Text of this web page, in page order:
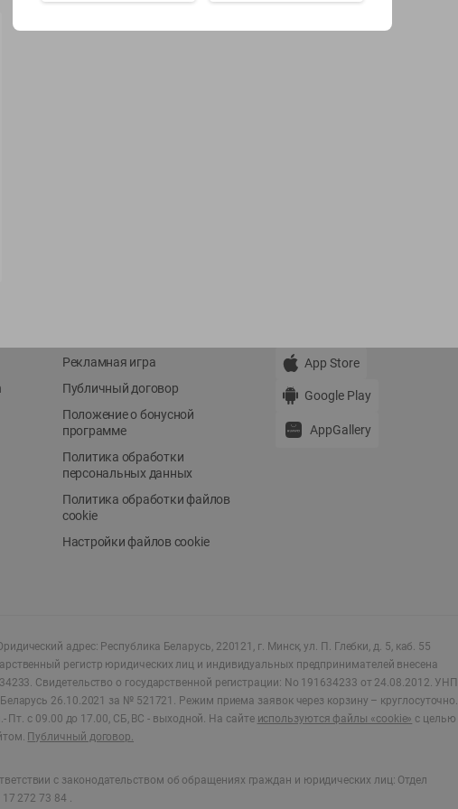
Рекламная игра
Публичный договор
Положение о бонусной
программе
Политика обработки
персональных данных
Политика обработки файлов
cookie
Настройки файлов cookie
App Store
Google Play
AppGallery
адрес: Республика Беларусь, 220121, г. Минск, ул. П. Глебки, д. 5, каб. 55
регистр юридических лиц и индивидуальных предпринимателей внесена
Свидетельство о государственной регистрации: No 191634233 от 24.08.2012. УНП
26.10.2021 за № 521721. Режим приема заявок через корзину – круглосуточно.
Пт. с 09.00 до 17.00, СБ, ВС - выходной. На сайте используются файлы «cookie» с целью
Публичный договор.
с законодательством об обращениях граждан и юридических лиц: Отдел
272 73 84 .